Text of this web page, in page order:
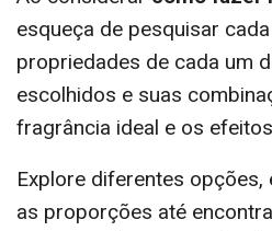
esqueça de pesquisar
propriedades de cada um
escolhidos e suas
fragrância ideal e os
Explore diferentes opções,
as proporções até